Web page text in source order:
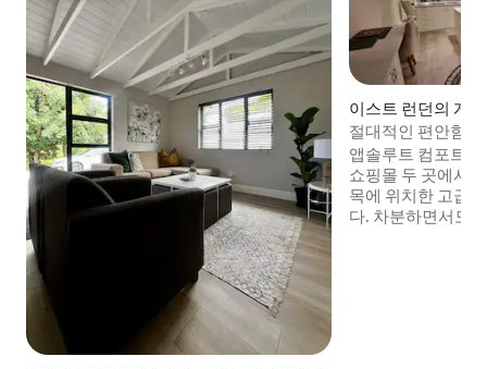
이스트 런던의 게
절대적인 편안함
케이터링 숙소
앱솔루트 컴포트
쇼핑몰 두 곳에서
목에 위치한 고급
다. 차분하면서도